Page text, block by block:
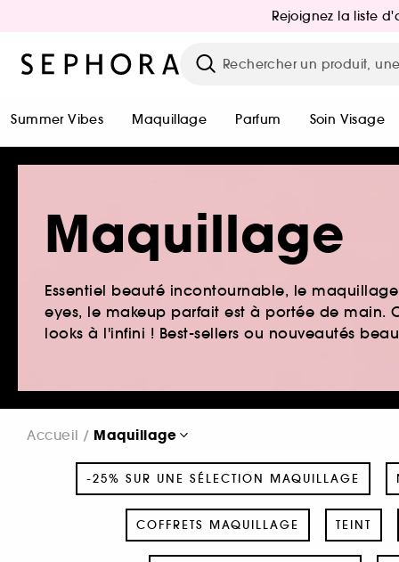
Rejoignez la liste
Summer Vibes Maquillage Parfum Soin Visage
Maquillage
Essentiel beauté incontournable, le
eyes, le makeup parfait est à portée de main.
looks à l'infini ! Best-sellers ou nouveautés
Accueil Maquillage
-25% SUR UNE SÉLECTION MAQUILLAGE
COFFRETS MAQUILLAGE TEINT